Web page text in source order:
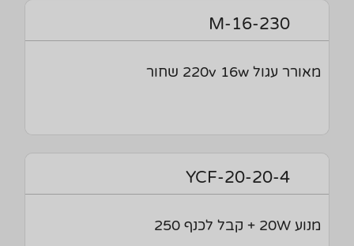
M-16-230
מאורר עגול 220v 16w שחור
YCF-20-20-4
מנוע 20W + קבל לכנף 250